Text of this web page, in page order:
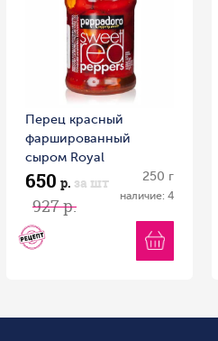
Перец красный
фаршированный
сыром Royal
Mediterran DELPHI 250
г ст/б Греция
650 р. за шт
927 р.
250 г
наличие: 4